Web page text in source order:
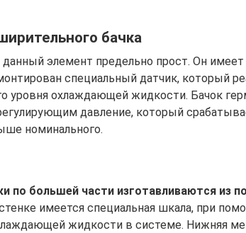
бачка
элемент предельно прост. Он
специальный датчик, который
уровня охлаждающей жидкости. Бачок
давление, который
номинального.
по большей части изготавливаются из
имеется специальная шкала, при
жидкости в системе. Нижняя